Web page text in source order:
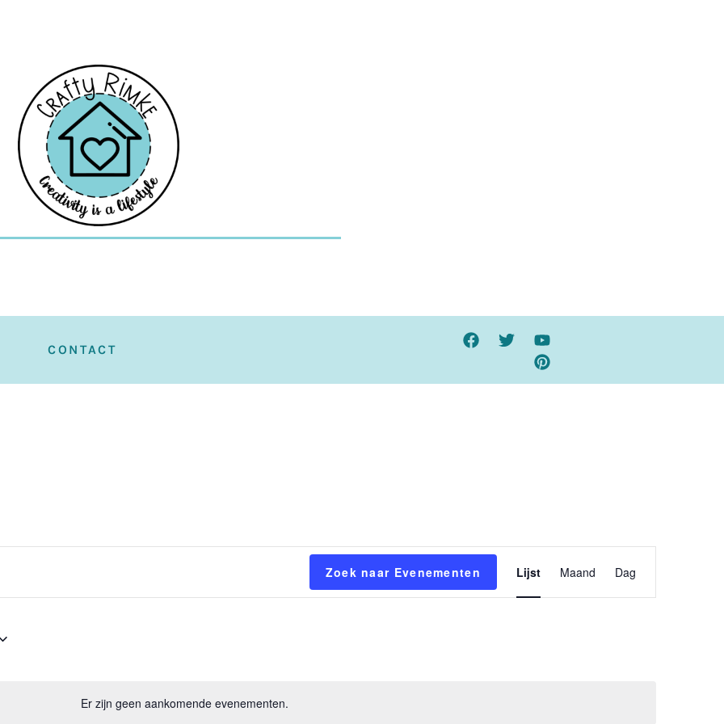
CONTACT
Er zijn geen aankomende evenementen.
Zoek naar Evenementen
weergaven
Lijst Maand Dag